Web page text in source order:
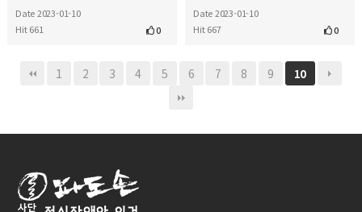
Date 2023-01-10
Hit 661
0
Date 2023-01-10
Hit 667
0
1 2 3 4 5 6 7 8 9 10